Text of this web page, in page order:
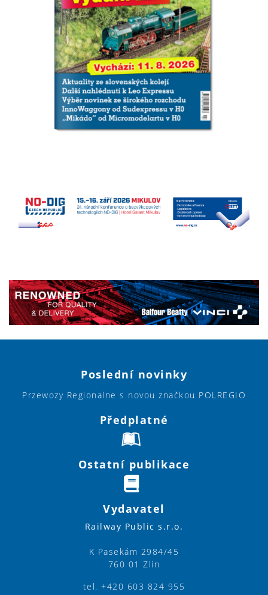
Poslední novinky
Przewozy Regionalne s novou značkou POLREGIO
Předplatné
Ostatní publikace
Vydavatel
Railway Public s.r.o.
K Pasekám 2984/45
760 01 Zlín
tel. +420 603 824 955